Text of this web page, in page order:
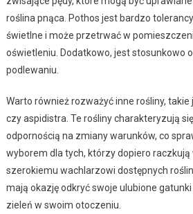
roślina pnąca. Pothos jest bardzo
świetlne i może przetrwać w
oświetleniu. Dodatkowo, jest stosunkowo
podlewaniu.
Warto również rozważyć inne rośliny,
czy aspidistra. Te rośliny charakteryzują się
odpornością na zmiany warunków, co
wyborem dla tych, którzy dopiero raczkują
szerokiemu wachlarzowi dostępnych
mają okazję odkryć swoje ulubione gatunki
zieleń w swoim otoczeniu.